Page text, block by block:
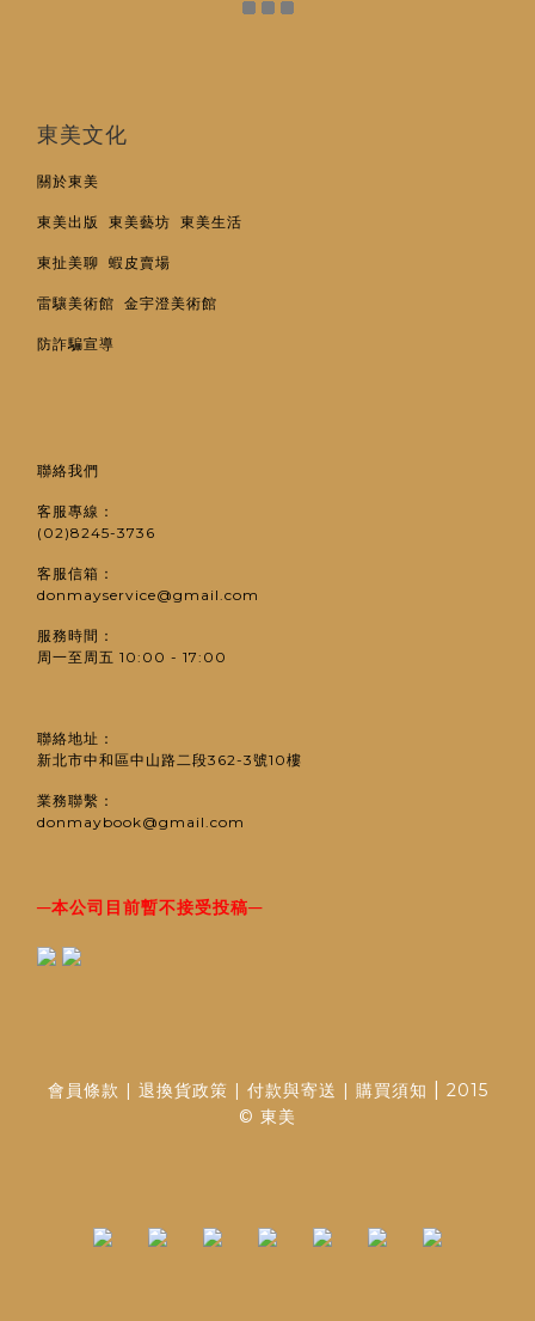
東美文化
關於東美
東美出版 東美藝坊 東美生活
東扯美聊 蝦皮賣場
雷驤美術館 金宇澄美術館
防詐騙宣導
聯絡我們
客服專線：
(02)8245-3736
客服信箱：
donmayservice@gmail.com
服務時間：
周一至周五 10:00 - 17:00
聯絡地址：
新北市中和區中山路二段362-3號10樓
業務聯繫：
donmaybook@gmail.com
─本公司目前暫不接受投稿─
會員條款 | 退換貨政策 | 付款與寄送 | 購買須知
2015
© 東美